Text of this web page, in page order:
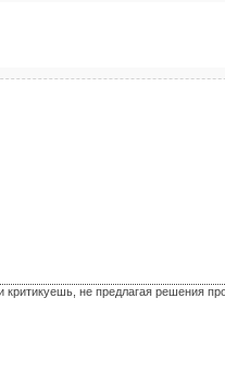
критикуешь, не предлагая решения